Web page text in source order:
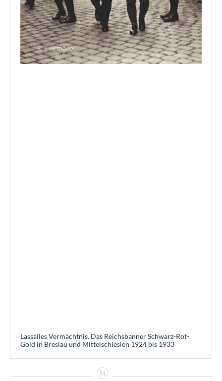
Lassalles Vermächtnis. Das Reichsbanner Schwarz-Rot-
Gold in Breslau und Mittelschlesien 1924 bis 1933